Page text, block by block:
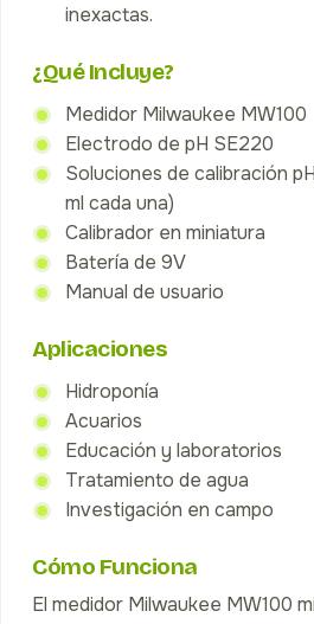
inexactas.
¿Qué Incluye?
Medidor Milwaukee MW100
Electrodo de pH SE220
Soluciones de calibración
ml cada una)
Calibrador en miniatura
Batería de 9V
Manual de usuario
Aplicaciones
Hidroponía
Acuarios
Educación y laboratorios
Tratamiento de agua
Investigación en campo
Cómo Funciona
El medidor Milwaukee MW100